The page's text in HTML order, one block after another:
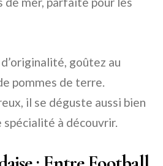
goûtez au
pommes de terre.
il se déguste aussi bien
spécialité à découvrir.